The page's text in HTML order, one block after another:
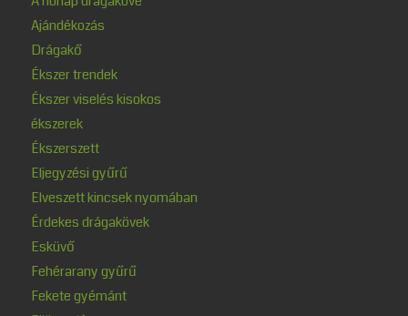
Ajándékozás
Drágakő
Ékszer trendek
Ékszer viselés kisokos
ékszerek
Ékszerszett
Eljegyzési gyűrű
Elveszett kincsek nyomában
Érdekes drágakövek
Esküvő
Fehérarany gyűrű
Fekete gyémánt